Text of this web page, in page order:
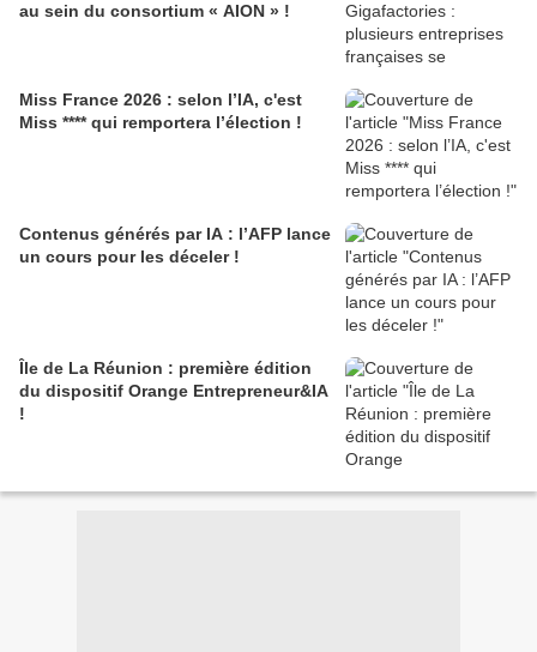
au sein du consortium « AION » !
Miss France 2026 : selon l’IA, c'est
Miss **** qui remportera l’élection !
Contenus générés par IA : l’AFP lance
un cours pour les déceler !
Île de La Réunion : première édition
du dispositif Orange Entrepreneur&IA
!